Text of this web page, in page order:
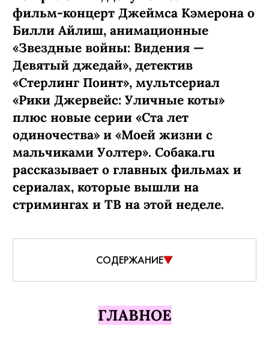
фильм-концерт Джеймса Кэмерона о
Билли Айлиш, анимационные
«Звездные войны: Видения —
Девятый джедай», детектив
«Стерлинг Поинт», мультсериал
«Рики Джервейс: Уличные коты»
плюс новые серии «Ста лет
одиночества» и «Моей жизни с
мальчиками Уолтер». Собака.ru
рассказывает о главных фильмах и
сериалах, которые вышли на
стримингах и ТВ на этой неделе.
СОДЕРЖАНИЕ
ГЛАВНОЕ